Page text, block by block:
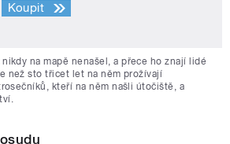
Koupit
na mapě nenašel, a přece ho znají lidé
než sto třicet let na něm prožívají
kteří na něm našli útočiště, a